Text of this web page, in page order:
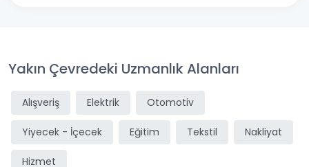
Yakın Çevredeki Uzmanlık Alanları
Alışveriş Elektrik Otomotiv
Yiyecek - İçecek Eğitim Tekstil Nakliyat
Hizmet